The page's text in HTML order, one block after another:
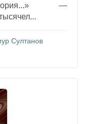
—
Султанов